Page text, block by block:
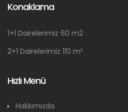
Konaklama
1+1 Dairelerimiz 60 m2
2+1 Dairelerimiz 110 m²
Hızlı Menü
Hakkımızda